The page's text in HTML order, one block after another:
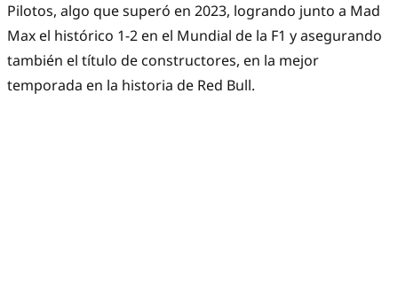
Pilotos, algo que superó en 2023, logrando junto a Mad
Max el histórico 1-2 en el Mundial de la F1 y asegurando
también el título de constructores, en la mejor
temporada en la historia de Red Bull.